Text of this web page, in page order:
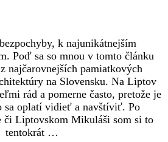
k najunikátnejším
Poď sa so mnou v tomto článku
najčarovnejších pamiatkových
na Slovensku. Na Liptov
rád a pomerne často, pretože je
sa oplatí vidieť a navštíviť. Po
či Liptovskom Mikuláši som si to
tentokrát …